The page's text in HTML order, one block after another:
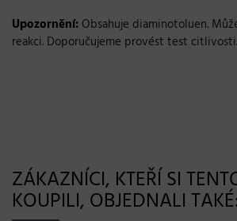
Upozornění: Obsahuje diaminotoluen.
reakci. Doporučujeme provést test citlivosti.
ZÁKAZNÍCI, KTEŘÍ SI
KOUPILI, OBJEDNALI